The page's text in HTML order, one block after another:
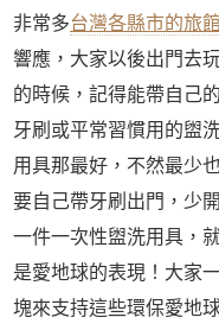
非常多台灣各縣市的旅館
響應，大家以後出門去
的時候，記得能帶自己的
牙刷或平常習慣用的盥
用具那最好，不然最少也
要自己帶牙刷出門，少開
一件一次性盥洗用具，
是愛地球的表現！大家
塊來支持這些環保愛地